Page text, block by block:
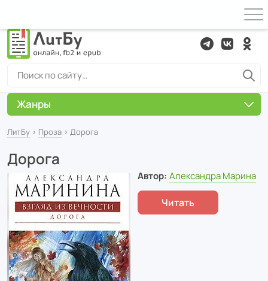
ЛитБу › Проза › Дорога
Дорога
Автор: Александра Марина
Читать
Жанры